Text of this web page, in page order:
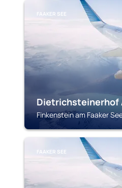
FAAKER SEE
Dietrichsteinerhof
Finkenstein am Faaker
FAAKER SEE